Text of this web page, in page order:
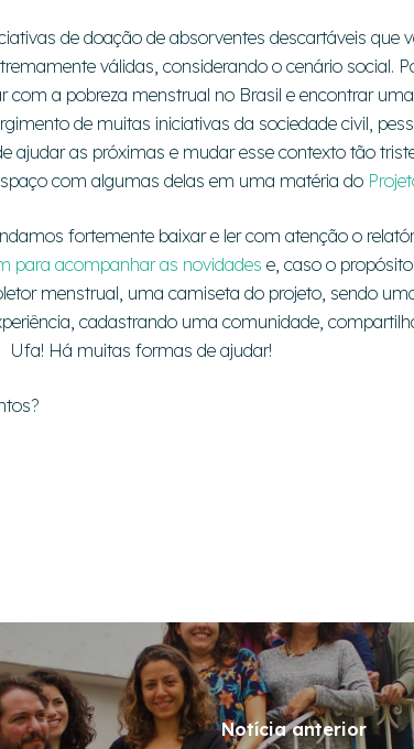
de doação de absorventes descartáveis que
válidas, considerando o cenário social.
com a pobreza menstrual no Brasil e encontrar
de muitas iniciativas da sociedade civil,
ajudar as próximas e mudar esse contexto tão
com algumas delas em uma matéria do
fortemente baixar e ler com atenção o
para acompanhar as novidades e, caso o
menstrual, uma camiseta do projeto, sendo
cadastrando uma comunidade,
Ufa! Há muitas formas de ajudar!
Notícia anterior